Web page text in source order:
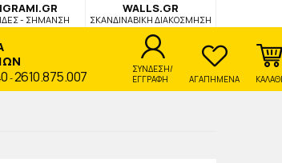
- ΣΗΜΑΝΣΗ
WALLS.GR
ΣΚΑΝΔΙΝΑΒΙΚΗ ΔΙΑΚΟΣΜΗΣΗ
-2610.875.007
ΣΥΝΔΕΣΗ/
ΕΓΓΡΑΦΗ
ΑΓΑΠΗΜΕΝΑ